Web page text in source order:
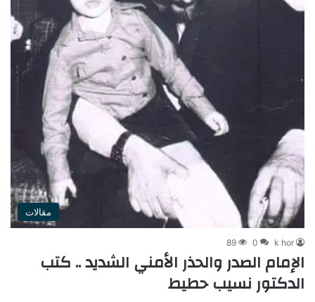
مقالات
k hor
0
89
الإمام الصدر والحذر الأمني الشديد .. كتب
الدكتور نسيب حطيط